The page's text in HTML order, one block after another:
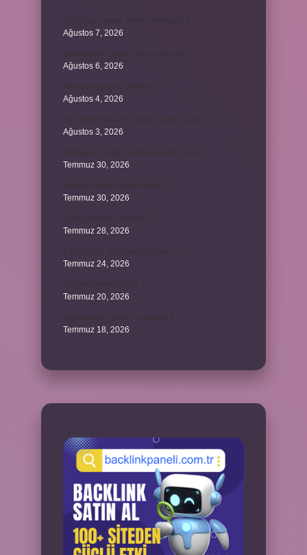
Ağustos 7, 2026
Ağustos 6, 2026
Ağustos 4, 2026
Ağustos 3, 2026
Temmuz 30, 2026
Temmuz 30, 2026
Temmuz 28, 2026
Temmuz 24, 2026
Temmuz 20, 2026
Temmuz 18, 2026